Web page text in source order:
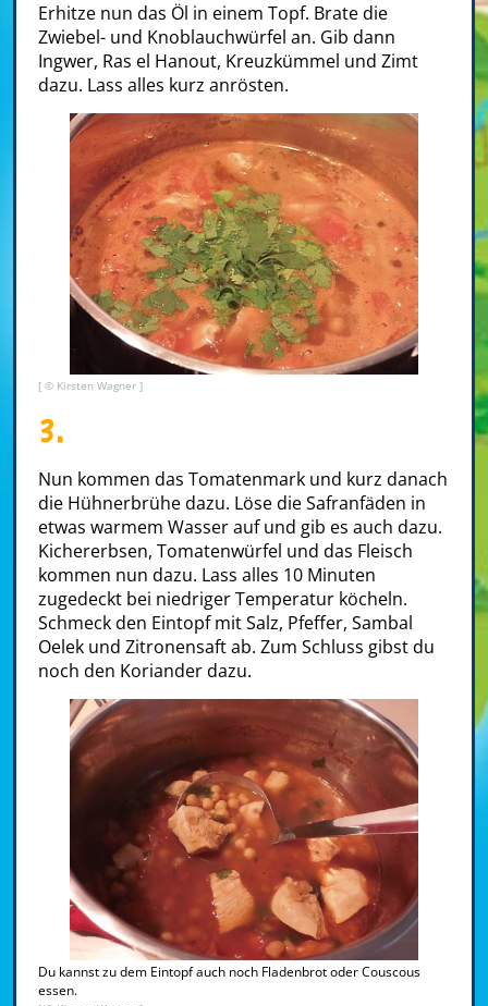
Erhitze nun das Öl in einem Topf. Brate die
Zwiebel- und Knoblauchwürfel an. Gib dann
Ingwer, Ras el Hanout, Kreuzkümmel und Zimt
dazu. Lass alles kurz anrösten.
[ © Kirsten Wagner ]
3.
Nun kommen das Tomatenmark und kurz danach
die Hühnerbrühe dazu. Löse die Safranfäden in
etwas warmem Wasser auf und gib es auch dazu.
Kichererbsen, Tomatenwürfel und das Fleisch
kommen nun dazu. Lass alles 10 Minuten
zugedeckt bei niedriger Temperatur köcheln.
Schmeck den Eintopf mit Salz, Pfeffer, Sambal
Oelek und Zitronensaft ab. Zum Schluss gibst du
noch den Koriander dazu.
Du kannst zu dem Eintopf auch noch Fladenbrot oder Couscous
essen.